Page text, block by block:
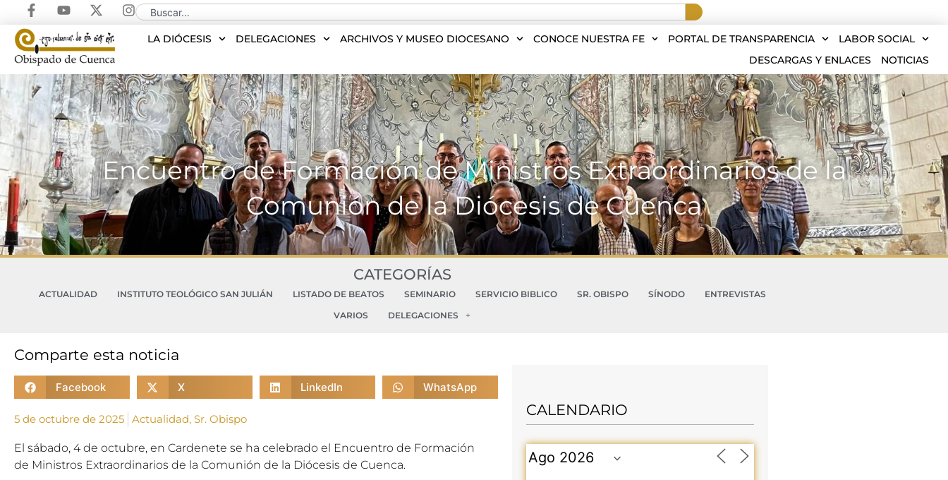
LA DIÓCESIS DELEGACIONES ARCHIVOS Y MUSEO DIOCESANO CONOCE NUESTRA FE PORTAL DE TRANSPARENCIA
LABOR SOCIAL
DESCARGAS Y ENLACES
NOTICIAS
Encuentro de Formación de Ministros Extraordinarios de la
Comunión de la Diócesis de Cuenca
CATEGORÍAS
ACTUALIDAD INSTITUTO TEOLÓGICO SAN JULIÁN LISTADO DE BEATOS SEMINARIO SERVICIO BIBLICO SR. OBISPO SÍNODO
ENTREVISTAS
VARIOS
DELEGACIONES
Comparte esta noticia
Facebook X LinkedIn WhatsApp
5 de octubre de 2025 Actualidad, Sr. Obispo
El sábado, 4 de octubre, en Cardenete se ha celebrado el Encuentro de Formación
de Ministros Extraordinarios de la Comunión de la Diócesis de Cuenca.
CALENDARIO